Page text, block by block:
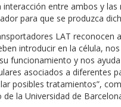
entre ambos y las
para que se produzca
LAT reconocen
introducir en la célula,
funcionamiento y nos
asociados a diferentes
posibles tratamientos”,
la Universidad de